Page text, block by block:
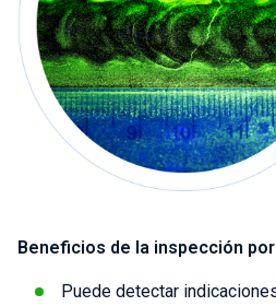
Beneficios de la inspección
Puede detectar